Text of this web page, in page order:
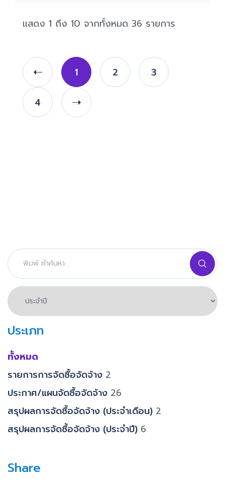
แสดง 1 ถึง 10 จากทั้งหมด 36 รายการ
1 2 3
4
ประเภท
ทั้งหมด
รายการการจัดซื้อจัดจ้าง 2
ประกาศ/แผนจัดซื้อจัดจ้าง 26
สรุปผลการจัดซื้อจัดจ้าง (ประจำเดือน) 2
สรุปผลการจัดซื้อจัดจ้าง (ประจำปี) 6
Share